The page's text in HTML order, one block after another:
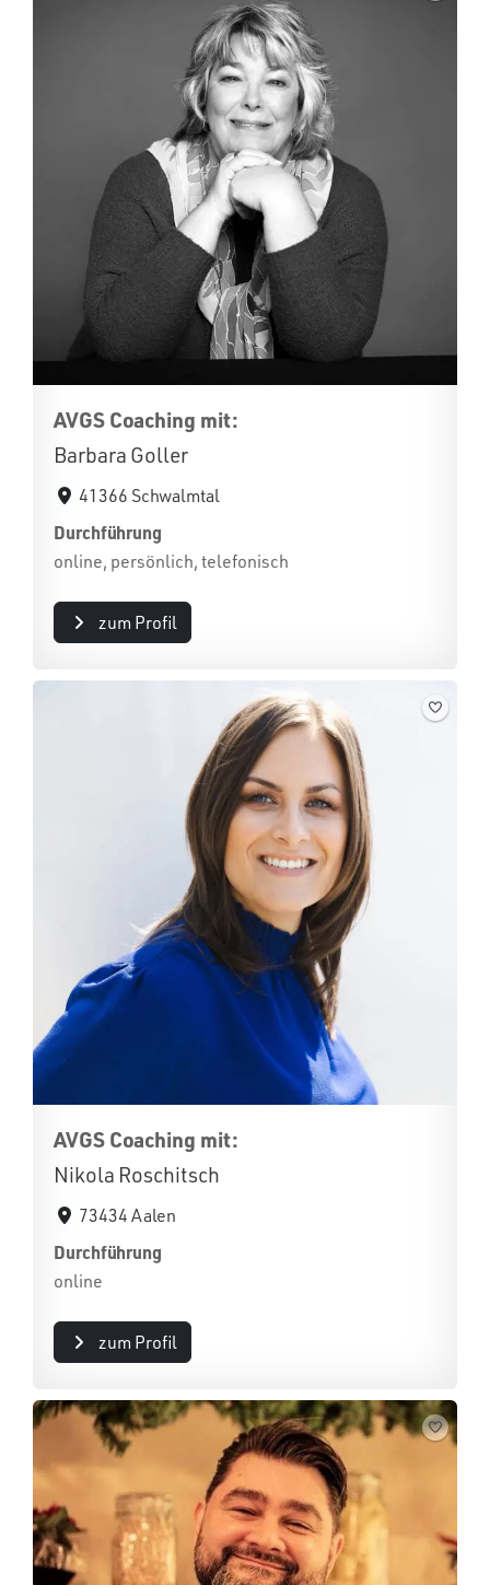
AVGS Coaching mit:
Barbara Goller
41366 Schwalmtal
Durchführung
online, persönlich, telefonisch
zum Profil
AVGS Coaching mit:
Nikola Roschitsch
73434 Aalen
Durchführung
online
zum Profil